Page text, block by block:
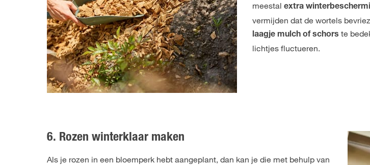
meestal extra
vermijden dat de wortels
laagje mulch of schors te
lichtjes fluctueren.
6. Rozen winterklaar maken
Als je rozen in een bloemperk hebt aangeplant, dan kan je die met behulp van